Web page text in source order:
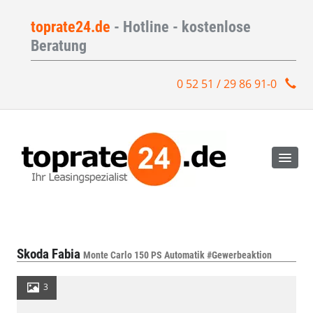
toprate24.de - Hotline - kostenlose
Beratung
0 52 51 / 29 86 91-0
Skoda Fabia Monte Carlo 150 PS Automatik #Gewerbeaktion
3